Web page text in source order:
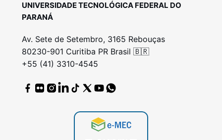
UNIVERSIDADE TECNOLÓGICA FEDERAL DO
PARANÁ
Av. Sete de Setembro, 3165 Rebouças
80230-901 Curitiba PR Brasil 🇧🇷
+55 (41) 3310-4545